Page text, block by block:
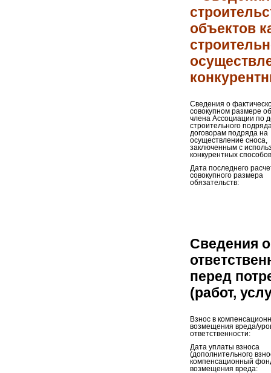
объектов
Сведения о
совокупном размере
члена Ассоциации по
строительного
договорам подряда на
осуществление сноса,
заключенным с
конкурентных
Дата последнего
совокупного размера
обязательств:
Сведения
перед
(работ,
Взнос в
возмещения вреда/
ответственности:
Дата уплаты взноса
(дополнительного
компенсационный
возмещения вреда: